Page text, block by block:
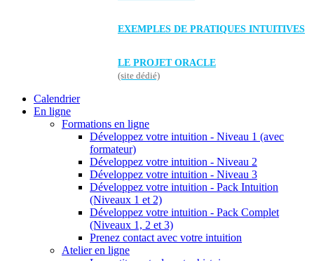
EXEMPLES DE PRATIQUES INTUITIVES
LE PROJET ORACLE
(site dédié)
Calendrier
En ligne
Formations en ligne
Développez votre intuition - Niveau 1 (avec
formateur)
Développez votre intuition - Niveau 2
Développez votre intuition - Niveau 3
Développez votre intuition - Pack Intuition
(Niveaux 1 et 2)
Développez votre intuition - Pack Complet
(Niveaux 1, 2 et 3)
Prenez contact avec votre intuition
Atelier en ligne